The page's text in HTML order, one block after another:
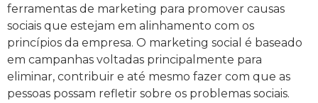
ferramentas de marketing para promover causas
sociais que estejam em alinhamento com os
princípios da empresa. O marketing social é baseado
em campanhas voltadas principalmente para
eliminar, contribuir e até mesmo fazer com que as
pessoas possam refletir sobre os problemas sociais.